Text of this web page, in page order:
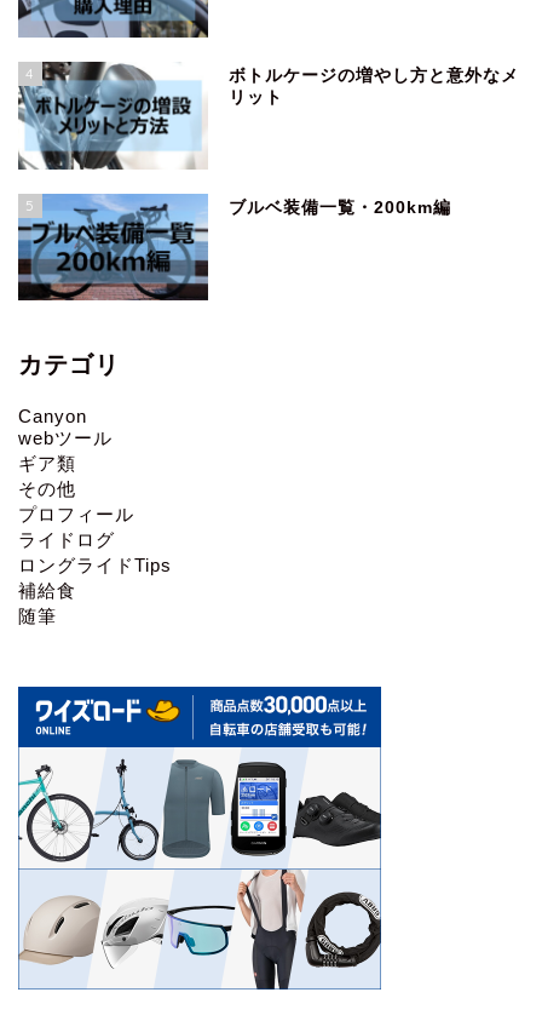
4
ボトルケージの増やし方と意外なメ
リット
5 ブルベ装備一覧・200km編
カテゴリ
Canyon
webツール
ギア類
その他
プロフィール
ライドログ
ロングライドTips
補給食
随筆